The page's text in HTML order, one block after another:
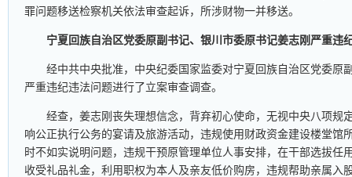
罪问题移送检察机关依法审查起诉，所涉财物一并移送。
宁夏回族自治区党委原副书记、银川市委原书记姜志刚严重违
经中共中央批准，中央纪委国家监委对宁夏回族自治区党委原
严重违纪违法问题进行了立案审查调查。
经查，姜志刚丧失理想信念，背弃初心使命，无视中央八项规
响公正执行公务的宴请及旅游活动，违规使用财政资金建设楼堂馆
时不如实说明问题，违规干预原管理单位人事安排，在干部选拔任
收受礼品礼金，利用职权为本人及亲友低价购房，违规帮助亲属入